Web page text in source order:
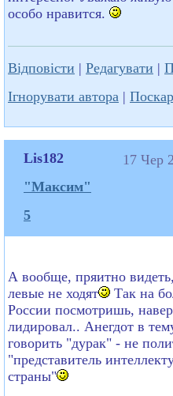
особо нравится.
Відповісти | Редагувати |
Ігнорувати автора |
Lis182
"Максим"
5
17 Чер
А вообще, пряитно
левые не ходят
Так на
России посмотришь,
лидировал.. Анегдот в
говорить "дурак" - не
"представитель
страны"